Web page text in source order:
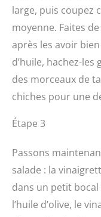
large, puis coupez
moyenne. Faites
après les avoir
d’huile, hachez-
des morceaux de
chiches pour une
Étape 3
Passons
salade : la
dans un petit bocal
l’huile d’olive, le